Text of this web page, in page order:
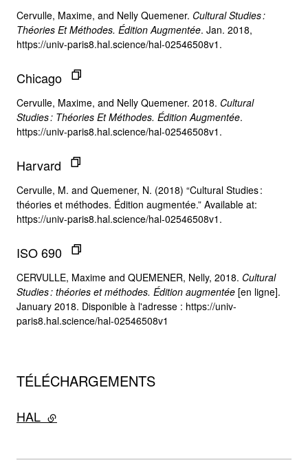
Cervulle, Maxime, and Nelly Quemener. Cultural Studies :
Théories Et Méthodes. Édition Augmentée. Jan. 2018,
https://univ-paris8.hal.science/hal-02546508v1.
Chicago
Cervulle, Maxime, and Nelly Quemener. 2018. Cultural
Studies : Théories Et Méthodes. Édition Augmentée.
https://univ-paris8.hal.science/hal-02546508v1.
Harvard
Cervulle, M. and Quemener, N. (2018) “Cultural Studies :
théories et méthodes. Édition augmentée.” Available at:
https://univ-paris8.hal.science/hal-02546508v1.
ISO 690
CERVULLE, Maxime and QUEMENER, Nelly, 2018. Cultural
Studies : théories et méthodes. Édition augmentée [en ligne].
January 2018. Disponible à l'adresse : https://univ-
paris8.hal.science/hal-02546508v1
TÉLÉCHARGEMENTS
HAL - lien externe